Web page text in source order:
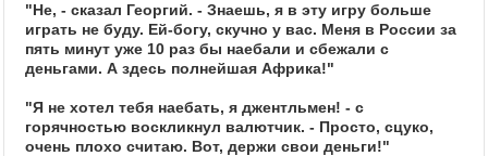
"Не, - сказал Георгий. - Знаешь, я в эту игру больше
играть не буду. Ей-богу, скучно у вас. Меня в России за
пять минут уже 10 раз бы наебали и сбежали с
деньгами. А здесь полнейшая Африка!"
"Я не хотел тебя наебать, я джентльмен! - с
горячностью воскликнул валютчик. - Просто, сцуко,
очень плохо считаю. Вот, держи свои деньги!"